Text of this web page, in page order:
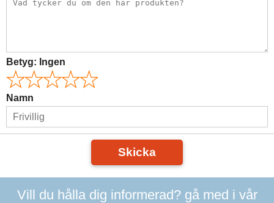
Betyg: Ingen
Namn
Skicka
Vill du hålla dig informerad? gå med i vår